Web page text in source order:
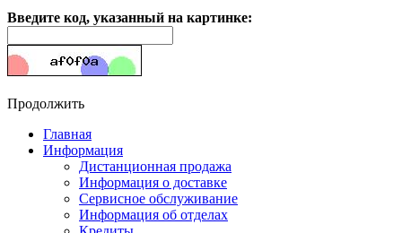
Введите код, указанный на картинке:
Продолжить
Главная
Информация
Дистанционная продажа
Информация о доставке
Сервисное обслуживание
Информация об отделах